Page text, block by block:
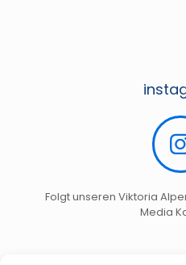
Folgt unseren Viktoria
Media